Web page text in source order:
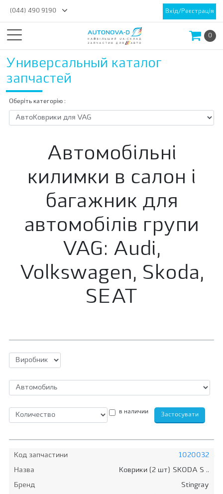
(044) 490 9190 Вхід/Реєстрація
0
Универсальный каталог
запчастей
Оберіть категорію :
Автомобільні
килимки в салон і
багажник для
автомобілів групи
VAG: Audi,
Volkswagen, Skoda,
SEAT
в наличии
Код запчастини
1020032
Назва
Коврики (2 шт) SKODA S ..
Бренд
Stingray